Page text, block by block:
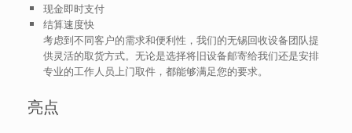
现金即时支付
结算速度快
考虑到不同客户的需求和便利性，我们的无锡回收设备团队提
供灵活的取货方式。无论是选择将旧设备邮寄给我们还是安排
专业的工作人员上门取件，都能够满足您的要求。
亮点